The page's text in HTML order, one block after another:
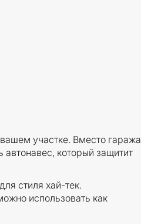
участке. Вместо гаража
который защитит
стиля хай-тек.
использовать как